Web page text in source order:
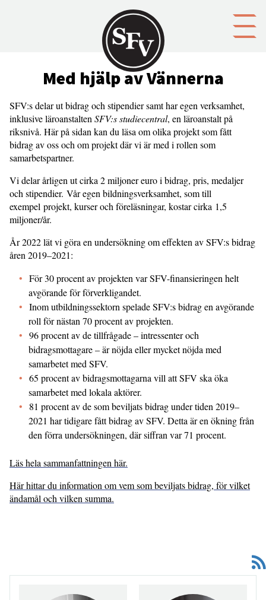
Med hjälp av Vännerna
SFV:s delar ut bidrag och stipendier samt har egen verksamhet,
inklusive läroanstalten SFV:s studiecentral, en läroanstalt på
riksnivå. Här på sidan kan du läsa om olika projekt som fått
bidrag av oss och om projekt där vi är med i rollen som
samarbetspartner.
Vi delar årligen ut cirka 2 miljoner euro i bidrag, pris, medaljer
och stipendier. Vår egen bildningsverksamhet, som till
exempel projekt, kurser och föreläsningar, kostar cirka 1,5
miljoner/år.
År 2022 lät vi göra en undersökning om effekten av SFV:s bidrag
åren 2019–2021:
För 30 procent av projekten var SFV-finansieringen helt
avgörande för förverkligandet.
Inom utbildningssektorn spelade SFV:s bidrag en avgörande
roll för nästan 70 procent av projekten.
96 procent av de tillfrågade – intressenter och
bidragsmottagare – är nöjda eller mycket nöjda med
samarbetet med SFV.
65 procent av bidragsmottagarna vill att SFV ska öka
samarbetet med lokala aktörer.
81 procent av de som beviljats bidrag under tiden 2019–
2021 har tidigare fått bidrag av SFV. Detta är en ökning från
den förra undersökningen, där siffran var 71 procent.
Läs hela sammanfattningen här.
Här hittar du information om vem som beviljats bidrag, för vilket
ändamål och vilken summa.